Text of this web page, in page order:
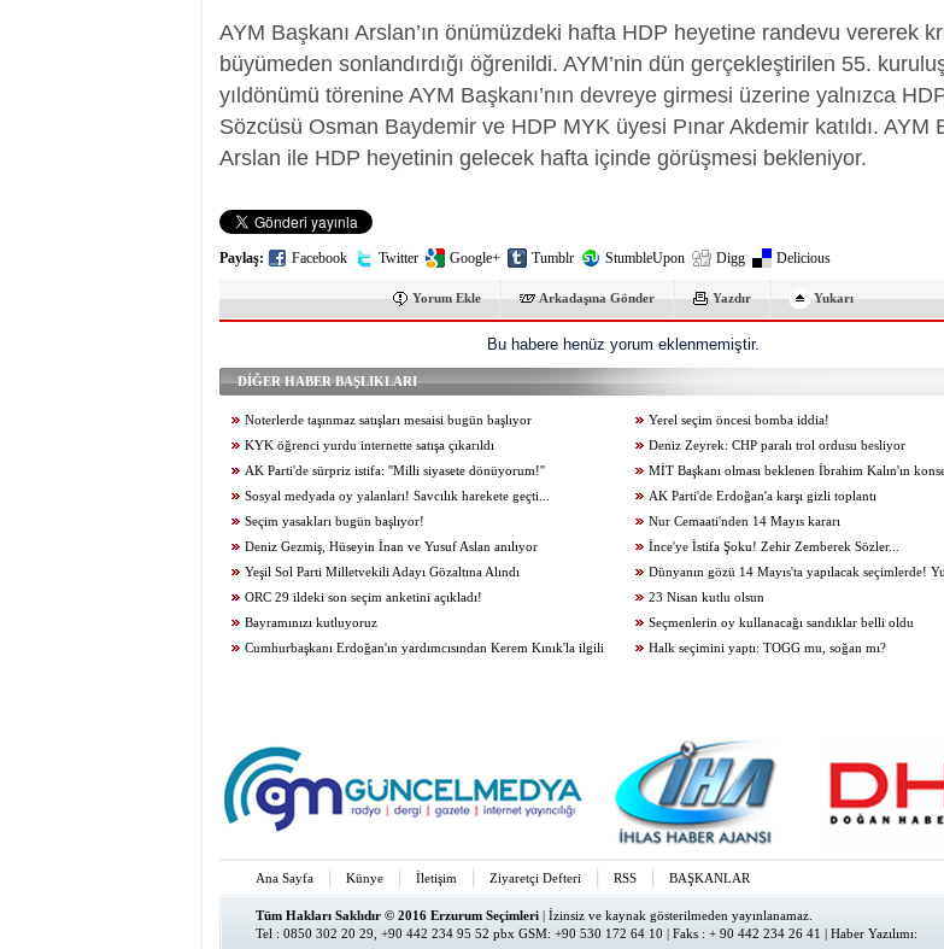
AYM Başkanı Arslan’ın önümüzdeki hafta HDP heyetine randevu vererek
büyümeden sonlandırdığı öğrenildi. AYM’nin dün gerçekleştirilen 55.
yıldönümü törenine AYM Başkanı’nın devreye girmesi üzerine yalnızca
Sözcüsü Osman Baydemir ve HDP MYK üyesi Pınar Akdemir katıldı. AYM
Arslan ile HDP heyetinin gelecek hafta içinde görüşmesi bekleniyor.
Paylaş: Facebook Twitter Google+ Tumblr StumbleUpon Digg Delicious
Yorum Ekle Arkadaşına Gönder Yazdır Yukarı
Bu habere henüz yorum eklenmemiştir.
DİĞER HABER BAŞLIKLARI
Noterlerde taşınmaz satışları mesaisi bugün başlıyor
Yerel seçim öncesi bomba iddia!
KYK öğrenci yurdu internette satışa çıkarıldı
Deniz Zeyrek: CHP paralı trol ordusu besliyor
AK Parti'de sürpriz istifa: ''Milli siyasete dönüyorum!''
MİT Başkanı olması beklenen İbrahim Kalın'ın
Sosyal medyada oy yalanları! Savcılık harekete geçti...
AK Parti'de Erdoğan'a karşı gizli toplantı
Seçim yasakları bugün başlıyor!
Nur Cemaati'nden 14 Mayıs kararı
Deniz Gezmiş, Hüseyin İnan ve Yusuf Aslan anılıyor
İnce'ye İstifa Şoku! Zehir Zemberek Sözler...
Yeşil Sol Parti Milletvekili Adayı Gözaltına Alındı
Dünyanın gözü 14 Mayıs'ta yapılacak seçimlerde!
skandal Çavuşoğlu manşeti
ORC 29 ildeki son seçim anketini açıkladı!
23 Nisan kutlu olsun
Bayramınızı kutluyoruz
Seçmenlerin oy kullanacağı sandıklar belli oldu
Cumhurbaşkanı Erdoğan'ın yardımcısından Kerem Kınık'la ilgili
Halk seçimini yaptı: TOGG mu, soğan mı?
Ana Sayfa Künye İletişim Ziyaretçi Defteri RSS BAŞKANLAR
Tüm Hakları Saklıdır © 2016 Erzurum Seçimleri | İzinsiz ve kaynak gösterilmeden yayınlanamaz.
Tel : 0850 302 20 29, +90 442 234 95 52 pbx GSM: +90 530 172 64 10 | Faks : + 90 442 234 26 41 | Haber Yazılımı: